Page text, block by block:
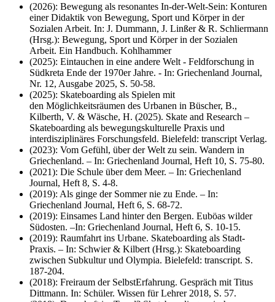
(2026): Bewegung als resonantes In-der-Welt-Sein: Konturen
einer Didaktik von Bewegung, Sport und Körper in der
Sozialen Arbeit. In: J. Dummann, J. Linßer & R. Schliermann
(Hrsg.): Bewegung, Sport und Körper in der Sozialen
Arbeit. Ein Handbuch. Kohlhammer​
(2025): Eintauchen in eine andere Welt - Feldforschung in
Südkreta Ende der 1970er Jahre. - In: Griechenland Journal,
Nr. 12, Ausgabe 2025, S. 50-58.
(2025): Skateboarding als Spielen mit
den Möglichkeitsräumen des Urbanen in Büscher, B.,
Kilberth, V. & Wäsche, H. (2025). Skate and Research –
Skateboarding als bewegungskulturelle Praxis und
interdisziplinäres Forschungsfeld. Bielefeld: transcript Verlag.​
(2023): Vom Gefühl, über der Welt zu sein. Wandern in
Griechenland. – In: Griechenland Journal, Heft 10, S. 75-80.
(2021): Die Schule über dem Meer. – In: Griechenland
Journal, Heft 8, S. 4-8.
(2019): Als ginge der Sommer nie zu Ende. – In:
Griechenland Journal, Heft 6, S. 68-72.
(2019): Einsames Land hinter den Bergen. Euböas wilder
Südosten. –In: Griechenland Journal, Heft 6, S. 10-15.​
(2019): Raumfahrt ins Urbane. Skateboarding als Stadt-
Praxis. – In: Schwier & Kilbert (Hrsg.): Skateboarding
zwischen Subkultur und Olympia. Bielefeld: transcript. S.
187-204.
(2018): Freiraum der SelbstErfahrung. Gespräch mit Titus
Dittmann. In: Schüler. Wissen für Lehrer 2018, S. 57.